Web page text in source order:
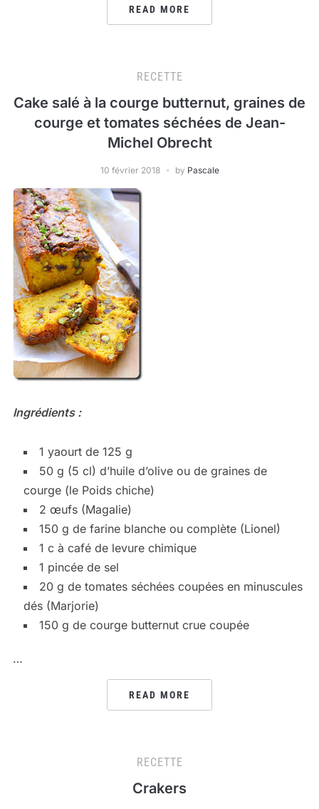
READ MORE
RECETTE
Cake salé à la courge butternut, graines de
courge et tomates séchées de Jean-
Michel Obrecht
10 février 2018 by Pascale
Ingrédients :
1 yaourt de 125 g
50 g (5 cl) d’huile d’olive ou de graines de
courge (le Poids chiche)
2 œufs (Magalie)
150 g de farine blanche ou complète (Lionel)
1 c à café de levure chimique
1 pincée de sel
20 g de tomates séchées coupées en minuscules
dés (Marjorie)
150 g de courge butternut crue coupée
…
READ MORE
RECETTE
Crakers